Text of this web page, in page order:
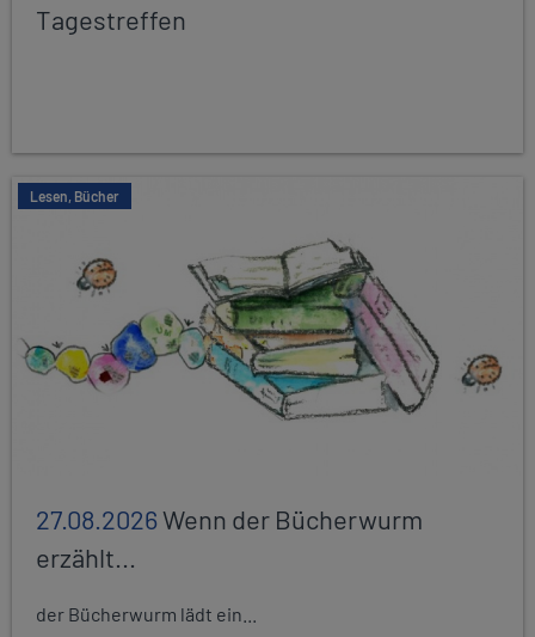
Tagestreffen
Lesen, Bücher
27.08.2026Wenn der Bücherwurm
erzählt...
der Bücherwurm lädt ein...